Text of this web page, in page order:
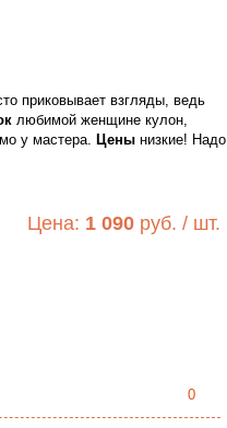
приковывает взгляды, ведь
любимой женщине кулон,
у мастера. Цены низкие! Надо
Цена: 1 090 руб. / шт.
0